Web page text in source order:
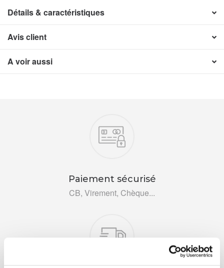
Détails & caractéristiques
Avis client
A voir aussi
Paiement sécurisé
CB, Virement, Chèque...